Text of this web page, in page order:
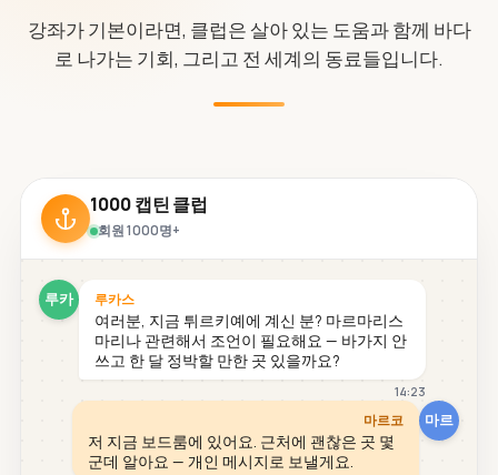
강좌가 기본이라면, 클럽은 살아 있는 도움과 함께 바다
로 나가는 기회, 그리고 전 세계의 동료들입니다.
1000 캡틴 클럽
회원 1000명+
루카 루카스
여러분, 지금 튀르키예에 계신 분? 마르마리스
마리나 관련해서 조언이 필요해요 — 바가지 안
쓰고 한 달 정박할 만한 곳 있을까요?
14:23
마르
마르코
저 지금 보드룸에 있어요. 근처에 괜찮은 곳 몇
군데 알아요 — 개인 메시지로 보낼게요.